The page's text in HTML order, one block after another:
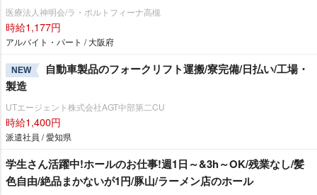
医療法人神明会/ラ・ポルトフィーナ高槻
時給1,177円
アルバイト・パート / 大阪府
NEW
自動車製品のフォークリフト運搬/寮完備/日払い/工場・
製造
UTエージェント株式会社AGT中部第二CU
時給1,400円
派遣社員 / 愛知県
学生さん活躍中!ホールのお仕事!週1日～&3h～OK/残業なし/髪
色自由/絶品まかないが1円/豚山/ラーメン店のホール